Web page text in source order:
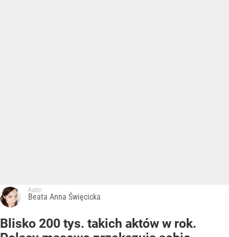
Autor:
Beata Anna Święcicka
Blisko 200 tys. takich aktów w rok.